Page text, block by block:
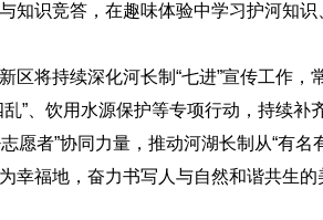
知识竞答，在趣味体验中学习护河知识
区将持续深化河长制“七进”宣传工作
”、饮用水源保护等专项行动，持续
愿者”协同力量，推动河湖长制从“有名
幸福地，奋力书写人与自然和谐共生的